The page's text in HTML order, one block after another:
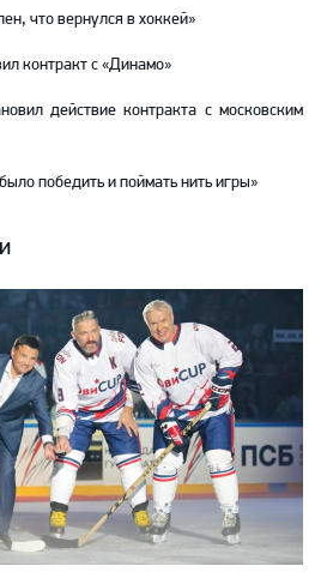
что вернулся в хоккей»
контракт с «Динамо»
действие контракта с московским
победить и поймать нить игры»